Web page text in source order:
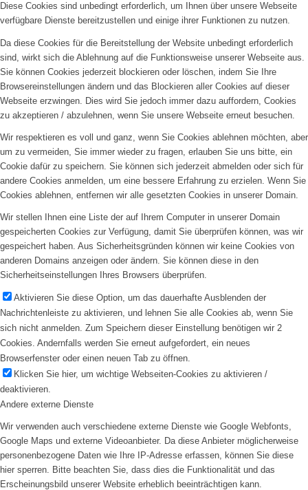
Diese Cookies sind unbedingt erforderlich, um Ihnen über unsere Webseite
verfügbare Dienste bereitzustellen und einige ihrer Funktionen zu nutzen.
Da diese Cookies für die Bereitstellung der Website unbedingt erforderlich
sind, wirkt sich die Ablehnung auf die Funktionsweise unserer Webseite aus.
Sie können Cookies jederzeit blockieren oder löschen, indem Sie Ihre
Browsereinstellungen ändern und das Blockieren aller Cookies auf dieser
Webseite erzwingen. Dies wird Sie jedoch immer dazu auffordern, Cookies
zu akzeptieren / abzulehnen, wenn Sie unsere Webseite erneut besuchen.
Wir respektieren es voll und ganz, wenn Sie Cookies ablehnen möchten, aber
um zu vermeiden, Sie immer wieder zu fragen, erlauben Sie uns bitte, ein
Cookie dafür zu speichern. Sie können sich jederzeit abmelden oder sich für
andere Cookies anmelden, um eine bessere Erfahrung zu erzielen. Wenn Sie
Cookies ablehnen, entfernen wir alle gesetzten Cookies in unserer Domain.
Wir stellen Ihnen eine Liste der auf Ihrem Computer in unserer Domain
gespeicherten Cookies zur Verfügung, damit Sie überprüfen können, was wir
gespeichert haben. Aus Sicherheitsgründen können wir keine Cookies von
anderen Domains anzeigen oder ändern. Sie können diese in den
Sicherheitseinstellungen Ihres Browsers überprüfen.
Aktivieren Sie diese Option, um das dauerhafte Ausblenden der
Nachrichtenleiste zu aktivieren, und lehnen Sie alle Cookies ab, wenn Sie
sich nicht anmelden. Zum Speichern dieser Einstellung benötigen wir 2
Cookies. Andernfalls werden Sie erneut aufgefordert, ein neues
Browserfenster oder einen neuen Tab zu öffnen.
Klicken Sie hier, um wichtige Webseiten-Cookies zu aktivieren /
deaktivieren.
Andere externe Dienste
Wir verwenden auch verschiedene externe Dienste wie Google Webfonts,
Google Maps und externe Videoanbieter. Da diese Anbieter möglicherweise
personenbezogene Daten wie Ihre IP-Adresse erfassen, können Sie diese
hier sperren. Bitte beachten Sie, dass dies die Funktionalität und das
Erscheinungsbild unserer Website erheblich beeinträchtigen kann.